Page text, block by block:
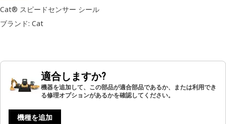
Cat® スピードセンサー シール
ブランド: Cat
適合しますか?
機器を追加して、この部品が適合部品であるか、または利用でき
る修理オプションがあるかを確認してください。
機種を追加